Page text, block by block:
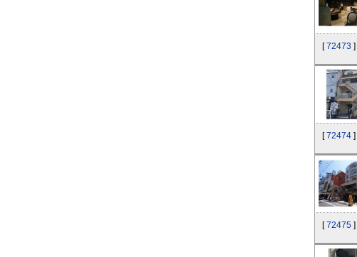
[72473 ]
[72474 ]
[72475 ]